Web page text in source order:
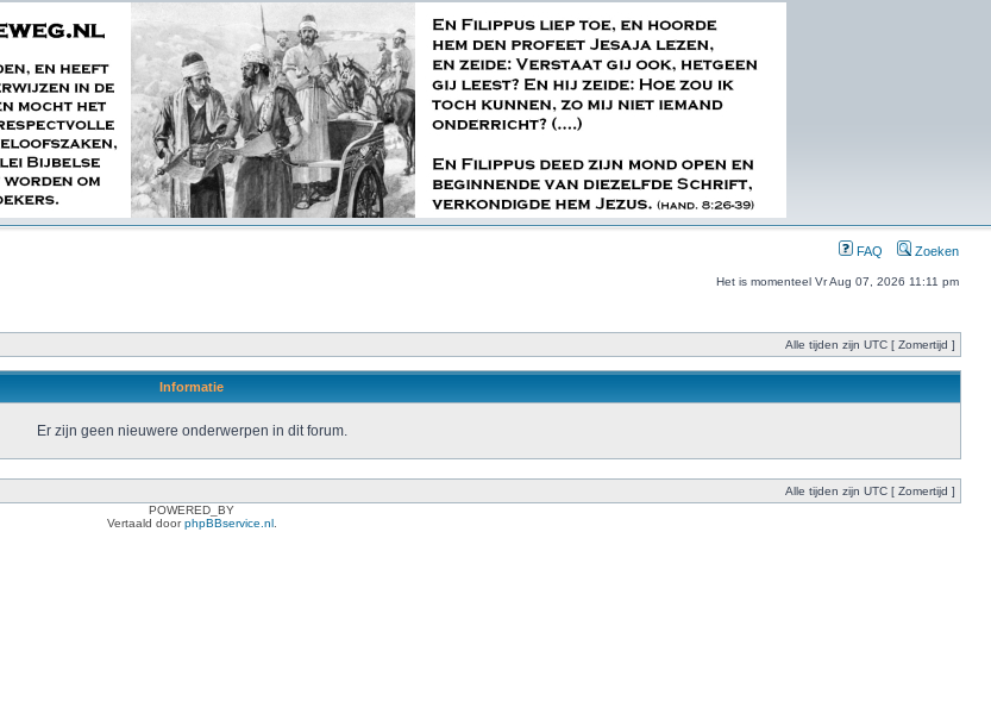
FAQ Zoeken
Het is momenteel Vr Aug 07, 2026 11:11 pm
Alle tijden zijn UTC [ Zomertijd ]
Informatie
Er zijn geen nieuwere onderwerpen in dit forum.
Alle tijden zijn UTC [ Zomertijd ]
POWERED_BY
Vertaald doorphpBBservice.nl.